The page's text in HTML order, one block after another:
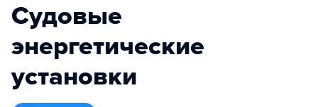
Судовые
энергетические
установки